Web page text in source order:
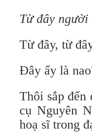
Từ đây người
Từ đây, từ
Đây ấy là
Thôi sắp đến
cụ Nguyên
hoạ sĩ trong